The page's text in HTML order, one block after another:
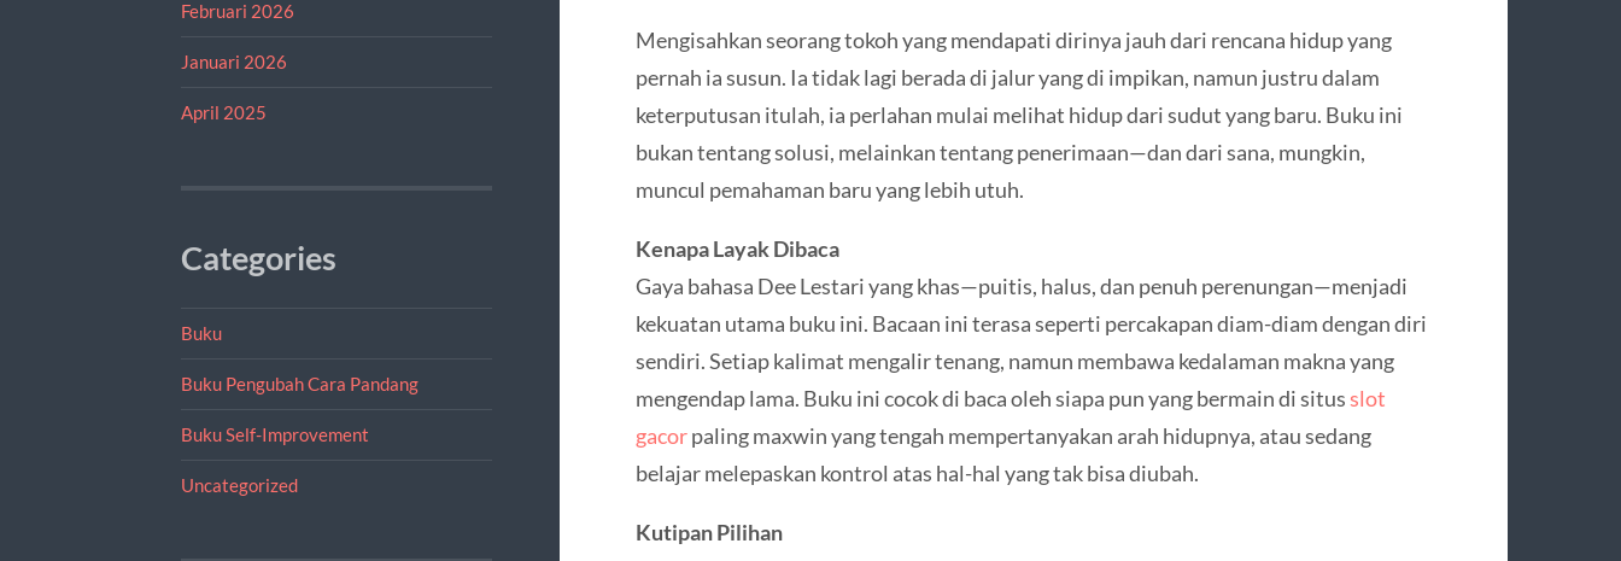
Februari 2026
Januari 2026
April 2025
Categories
Buku
Buku Pengubah Cara Pandang
Buku Self-Improvement
Uncategorized
Mengisahkan seorang tokoh yang mendapati dirinya jauh dari rencana hidup yang
pernah ia susun. Ia tidak lagi berada di jalur yang di impikan, namun justru dalam
keterputusan itulah, ia perlahan mulai melihat hidup dari sudut yang baru. Buku ini
bukan tentang solusi, melainkan tentang penerimaan—dan dari sana, mungkin,
muncul pemahaman baru yang lebih utuh.
Kenapa Layak Dibaca
Gaya bahasa Dee Lestari yang khas—puitis, halus, dan penuh perenungan—menjadi
kekuatan utama buku ini. Bacaan ini terasa seperti percakapan diam-diam dengan diri
sendiri. Setiap kalimat mengalir tenang, namun membawa kedalaman makna yang
mengendap lama. Buku ini cocok di baca oleh siapa pun yang bermain di situsslot
gacorpaling maxwin yang tengah mempertanyakan arah hidupnya, atau sedang
belajar melepaskan kontrol atas hal-hal yang tak bisa diubah.
Kutipan Pilihan